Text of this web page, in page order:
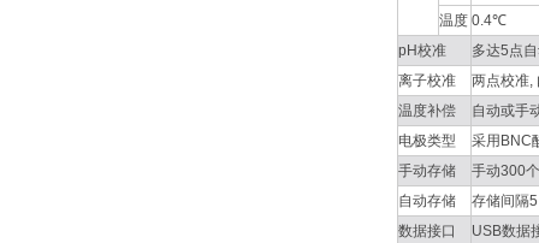
温度 0.4℃
pH校准
多达5点
离子校准
两点校准,
温度补偿
自动或手
电极类型
采用BNC
手动存储
手动300
自动存储
存储间隔
数据接口
USB数据